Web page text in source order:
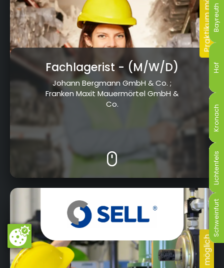
Bayreuth
Hof
Kronach
Lichtenfels
Schweinfurt
Bayreuth
Hof
Kronach
Lichtenfels
Schweinfurt
Bayreuth
Hof
Kronach
Lichtenfels
Schweinfurt
Bayreuth
Hof
Kronach
Lichtenfels
Schweinfurt
Bayreuth
Hof
Kronach
Lichtenfels
Schweinfurt
Bayreuth
Hof
Kronach
Lichtenfels
Schweinfurt
Fachlagerist - (M/W/D)
Johann Bergmann GmbH & Co. ;
Franken Maxit Mauermörtel GmbH &
Co.
Albert-Ruckdeschel-Str. 20, 95326 Kulmbach